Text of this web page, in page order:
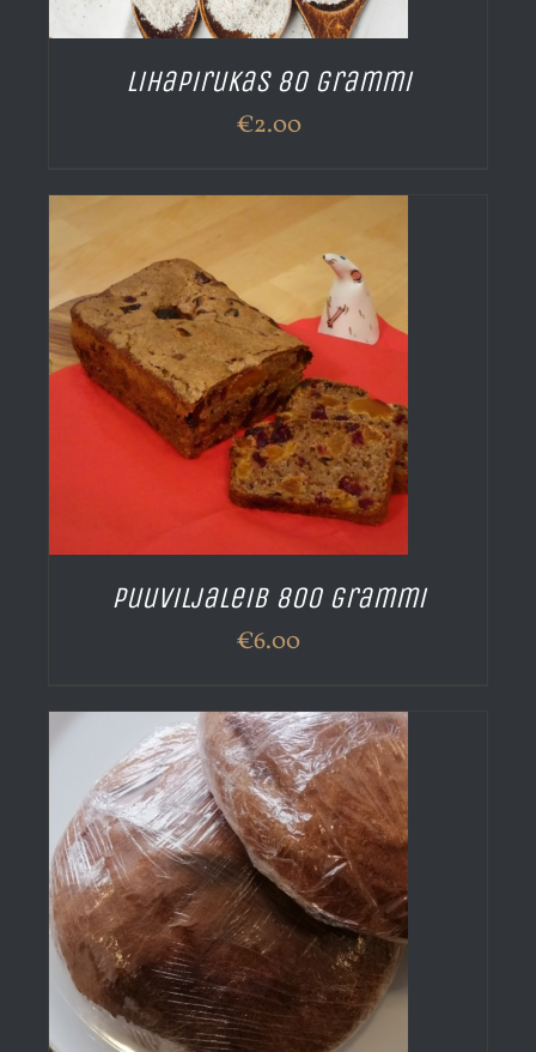
Lihapirukas 80 grammi
€2.00
Puuviljaleib 800 grammi
€6.00